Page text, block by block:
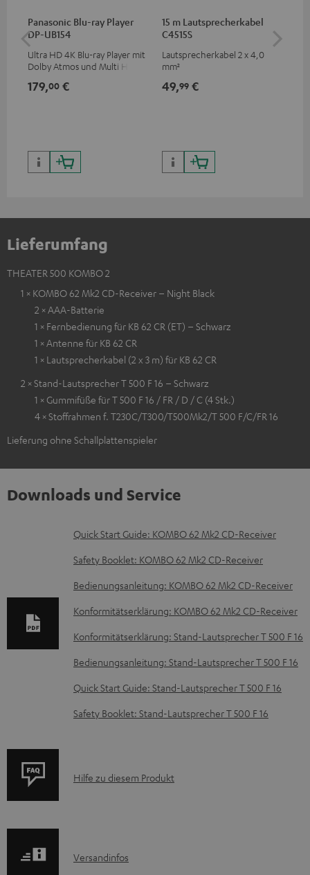
Panasonic Blu-ray Player
DP-UB154
Ultra HD 4K Blu-ray Player mit
Dolby Atmos und Multi HDR-
HDR10+ für eine überragende
179,00 €
15 m Lautsprecherkabel
C4515S
Lautsprecherkabel 2 x 4,0
mm²
49,99 €
Lieferumfang
THEATER 500 KOMBO 2
1 × KOMBO 62 Mk2 CD-Receiver – Night Black
2 × AAA-Batterie
1 × Fernbedienung für KB 62 CR (ET) – Schwarz
1 × Antenne für KB 62 CR
1 × Lautsprecherkabel (2 x 3 m) für KB 62 CR
2 × Stand-Lautsprecher T 500 F 16 – Schwarz
1 × Gummifüße für T 500 F 16 / FR / D / C (4 Stk.)
4 × Stoffrahmen f. T230C/T300/T500Mk2/T 500 F/C/FR 16
Lieferung ohne Schallplattenspieler
Downloads und Service
D
o
u
m
e
n
t
z
H
n
Quick Start Guide: KOMBO 62 Mk2 CD-Receiver
Safety Booklet: KOMBO 62 Mk2 CD-Receiver
Bedienungsanleitung: KOMBO 62 Mk2 CD-Receiver
Konformitätserklärung: KOMBO 62 Mk2 CD-Receiver
Konformitätserklärung: Stand-Lautsprecher T 500 F 16
Bedienungsanleitung: Stand-Lautsprecher T 500 F 16
Quick Start Guide: Stand-Lautsprecher T 500 F 16
Safety Booklet: Stand-Lautsprecher T 500 F 16
P
u
Hilfe zu diesem Produkt
I
Versandinfos